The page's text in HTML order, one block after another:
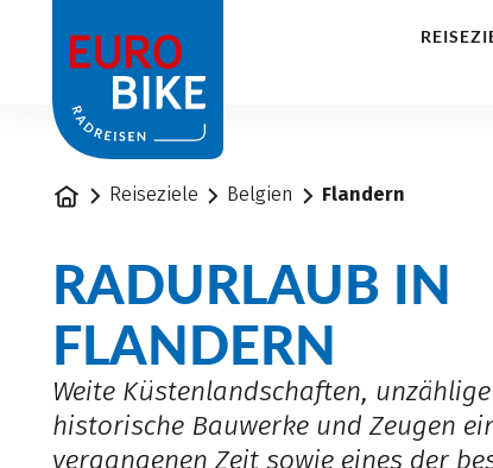
StartseiteReiseziele Belgien Flandern
RADURLAUB IN
FLANDERN
Weite Küstenlandschaften, unzählige
historische Bauwerke und Zeugen
vergangenen Zeit sowie eines der